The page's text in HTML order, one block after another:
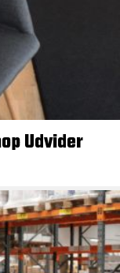
Udvider